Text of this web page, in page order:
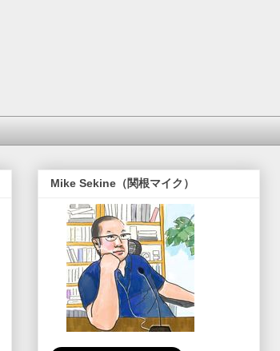
Mike Sekine（関根マイク）